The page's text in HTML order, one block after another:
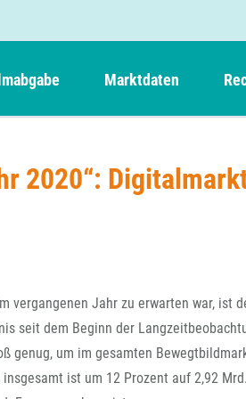
von Videoprogrammanbietern
Marktdaten
Tiger
Vision Kino
2020“:
vergangenen Jahr zu erwarten war, ist
seit dem Beginn der
genug, um im gesamten
ist um 12 Prozent auf 2,92